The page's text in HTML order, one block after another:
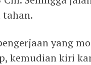
tahan.
yang
kemudian kiri